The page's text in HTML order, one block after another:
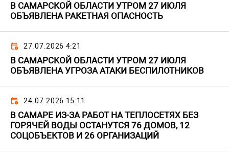
В САМАРСКОЙ ОБЛАСТИ УТРОМ 27 ИЮЛЯ
ОБЪЯВЛЕНА РАКЕТНАЯ ОПАСНОСТЬ
27.07.2026 4:21
В САМАРСКОЙ ОБЛАСТИ УТРОМ 27 ИЮЛЯ
ОБЪЯВЛЕНА УГРОЗА АТАКИ БЕСПИЛОТНИКОВ
24.07.2026 15:11
В САМАРЕ ИЗ-ЗА РАБОТ НА ТЕПЛОСЕТЯХ БЕЗ
ГОРЯЧЕЙ ВОДЫ ОСТАНУТСЯ 76 ДОМОВ, 12
СОЦОБЪЕКТОВ И 26 ОРГАНИЗАЦИЙ